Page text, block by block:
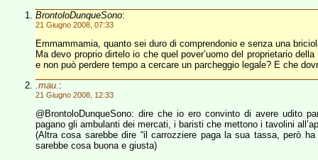
BrontoloDunqueSono:
21 Giugno 2008, 07:33
Emmammamia, quanto sei duro di comprendonio e senza una
Ma devo proprio dirtelo io che quel pover’uomo del proprietario
e non può perdere tempo a cercare un parcheggio legale? E che
.mau. :
21 Giugno 2008, 12:33
@BrontoloDunqueSono: dire che io ero convinto di avere udito
pagano gli ambulanti dei mercati, i baristi che mettono i tavolini
(Altra cosa sarebbe dire “il carrozziere paga la sua tassa, però
sarebbe cosa buona e giusta)